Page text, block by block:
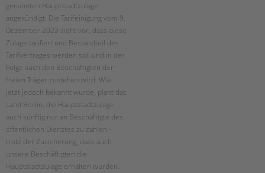
genannten Hauptstadtzulage
angekündigt. Die Tarifeinigung vom 9.
Dezember 2023 sieht vor, dass diese
Zulage tarifiert und Bestandteil des
Tarifvertrages werden soll und in der
Folge auch den Beschäftigten der
freien Träger zustehen wird. Wie
jetzt jedoch bekannt wurde, plant das
Land Berlin, die Hauptstadtzulage
auch künftig nur an Beschäftigte des
öffentlichen Dienstes zu zahlen -
trotz der Zusicherung, dass auch
unsere Beschäftigten die
Hauptstadtzulage erhalten würden.